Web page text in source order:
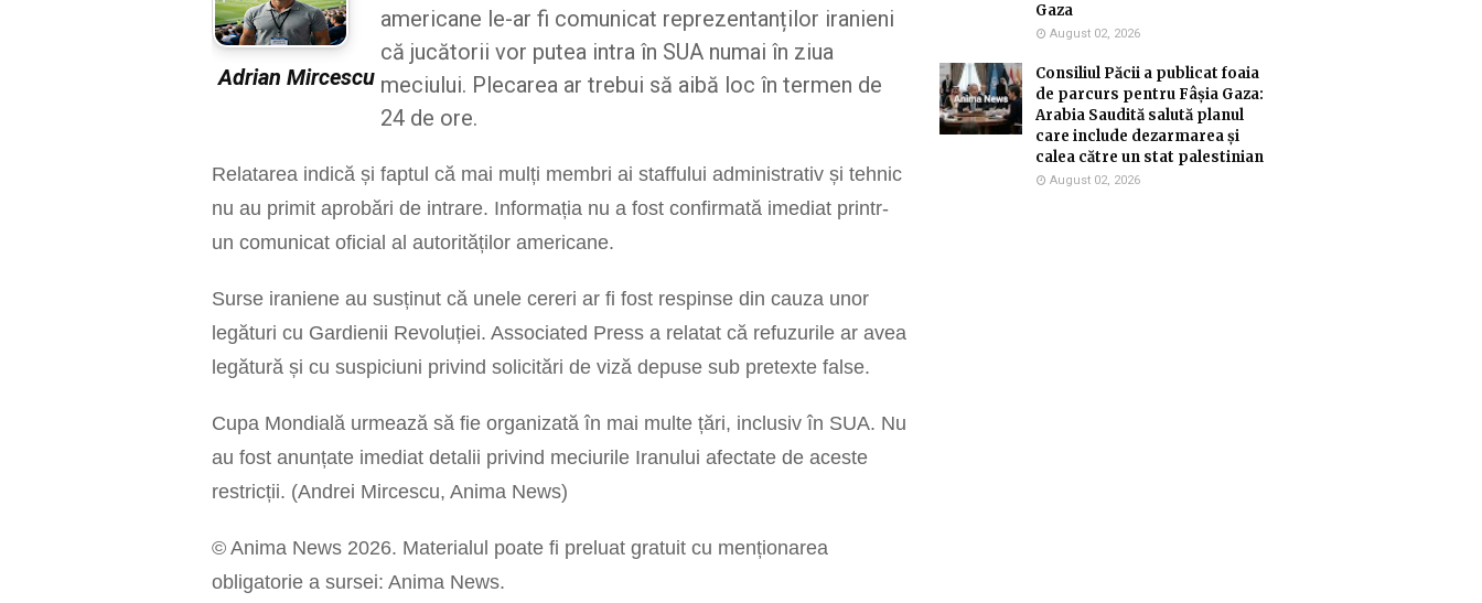
Adrian Mircescu
americane le-ar fi comunicat reprezentanților iranieni
că jucătorii vor putea intra în SUA numai în ziua
meciului. Plecarea ar trebui să aibă loc în termen de
24 de ore.
Relatarea indică și faptul că mai mulți membri ai staffului administrativ și tehnic
nu au primit aprobări de intrare. Informația nu a fost confirmată imediat printr-
un comunicat oficial al autorităților americane.
Surse iraniene au susținut că unele cereri ar fi fost respinse din cauza unor
legături cu Gardienii Revoluției. Associated Press a relatat că refuzurile ar avea
legătură și cu suspiciuni privind solicitări de viză depuse sub pretexte false.
Cupa Mondială urmează să fie organizată în mai multe țări, inclusiv în SUA. Nu
au fost anunțate imediat detalii privind meciurile Iranului afectate de aceste
restricții. (Andrei Mircescu, Anima News)
© Anima News 2026. Materialul poate fi preluat gratuit cu menționarea
obligatorie a sursei: Anima News.
Gaza
August 02, 2026
Consiliul Păcii a publicat foaia
de parcurs pentru Fâșia Gaza:
Arabia Saudită salută planul
care include dezarmarea și
calea către un stat palestinian
August 02, 2026